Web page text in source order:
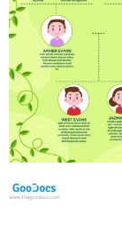
Google Slides